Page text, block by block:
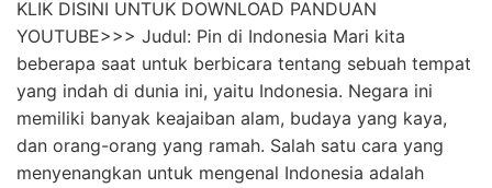
KLIK DISINI UNTUK DOWNLOAD PANDUAN
YOUTUBE>>> Judul: Pin di Indonesia Mari kita
beberapa saat untuk berbicara tentang sebuah tempat
yang indah di dunia ini, yaitu Indonesia. Negara ini
memiliki banyak keajaiban alam, budaya yang kaya,
dan orang-orang yang ramah. Salah satu cara yang
menyenangkan untuk mengenal Indonesia adalah